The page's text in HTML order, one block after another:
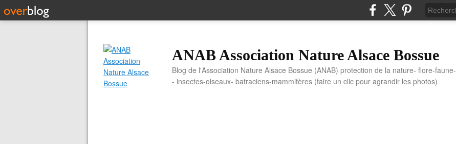
ANAB Association Nature Alsace Bossue
Blog de l'Association Nature Alsace Bossue (ANAB) protection de la nature- flore-faune-
- insectes-oiseaux- batraciens-mammifères (faire un clic pour agrandir les photos)